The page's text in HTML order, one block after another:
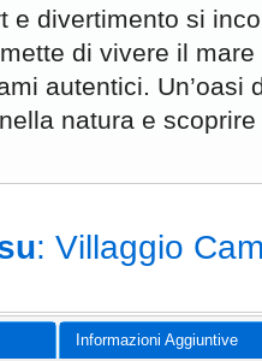
e divertimento si
di vivere il
autentici. Un’oasi
natura e
: Villaggio
Informazioni Aggiuntive